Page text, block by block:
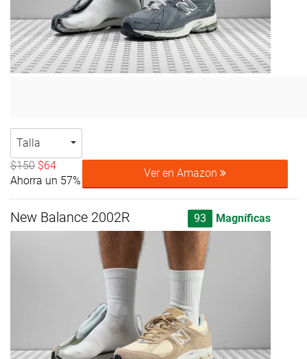
Talla
$150 $64
Ahorra un 57%
Ver en Amazon
New Balance 2002R 93 Magníficas